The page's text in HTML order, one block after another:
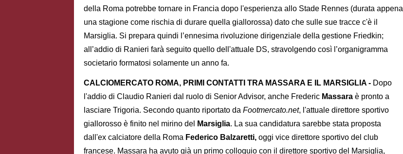
della Roma potrebbe tornare in Francia dopo l'esperienza allo Stade Rennes (durata appena
una stagione come rischia di durare quella giallorossa) dato che sulle sue tracce c'è il
Marsiglia. Si prepara quindi l’ennesima rivoluzione dirigenziale della gestione Friedkin;
all’addio di Ranieri farà seguito quello dell'attuale DS, stravolgendo così l’organigramma
societario formatosi solamente un anno fa.
CALCIOMERCATO ROMA, PRIMI CONTATTI TRA MASSARA E IL MARSIGLIA - Dopo
l'addio di Claudio Ranieri dal ruolo di Senior Advisor, anche Frederic Massara è pronto a
lasciare Trigoria. Secondo quanto riportato da Footmercato.net, l'attuale direttore sportivo
giallorosso è finito nel mirino del
Marsiglia. La sua candidatura sarebbe stata proposta
dall'ex calciatore della Roma Federico Balzaretti, oggi vice direttore sportivo del club
francese. Massara ha avuto già un primo colloquio con il direttore sportivo del Marsiglia,